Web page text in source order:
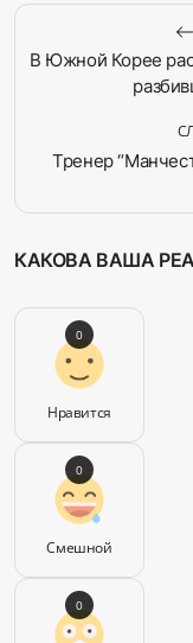
В Южной Корее
Тренер
КАКОВА ВАША
Нравится
0
Смешной
0
0